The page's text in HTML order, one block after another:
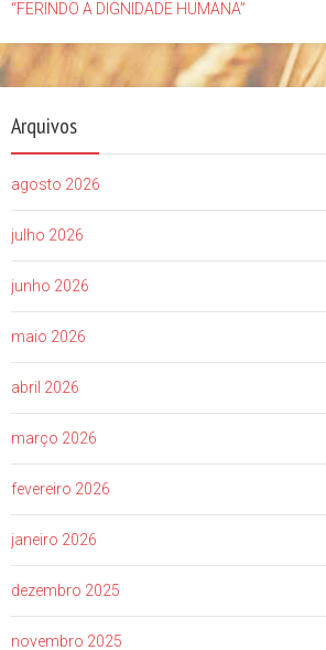
“FERINDO A DIGNIDADE HUMANA”
Arquivos
agosto 2026
julho 2026
junho 2026
maio 2026
abril 2026
março 2026
fevereiro 2026
janeiro 2026
dezembro 2025
novembro 2025